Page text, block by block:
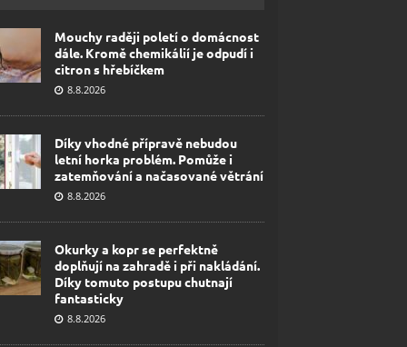
Mouchy raději poletí o domácnost
dále. Kromě chemikálií je odpudí i
citron s hřebíčkem
8.8.2026
Díky vhodné přípravě nebudou
letní horka problém. Pomůže i
zatemňování a načasované větrání
8.8.2026
Okurky a kopr se perfektně
doplňují na zahradě i při nakládání.
Díky tomuto postupu chutnají
fantasticky
8.8.2026